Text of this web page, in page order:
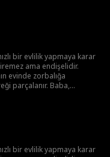
bir evlilik yapmaya karar
ama endişelidir.
evinde zorbalığa
parçalanır. Baba,
bir evlilik yapmaya karar